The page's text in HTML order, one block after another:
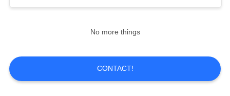
Machine de
production de
gâteau
No more things
CONTACT!